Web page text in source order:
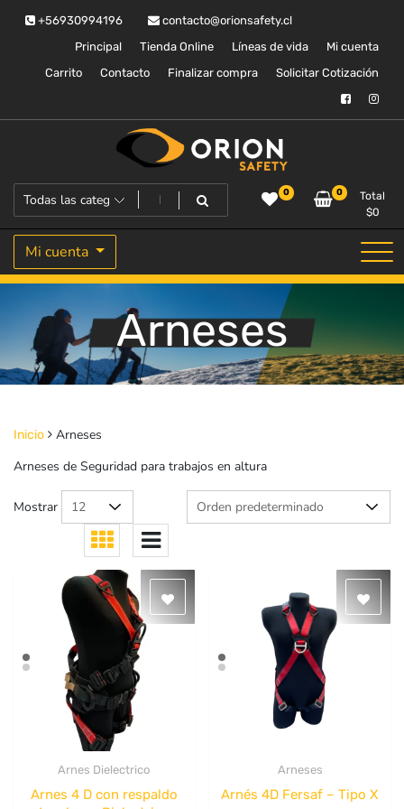
+56930994196
contacto@orionsafety.cl
Principal
Tienda Online Líneas de vida
Mi cuenta
Carrito
Contacto Finalizar compra Solicitar Cotización
Orion Safety
Equipos de proteccion personal 0 0
Total
$0
Mi cuenta
Arneses
Inicio
Arneses
Arneses de Seguridad para trabajos en altura
Mostrar
Arnes Dielectrico
Arnes 4 D con respaldo
Arneses
Arnés 4D Fersaf – Tipo X